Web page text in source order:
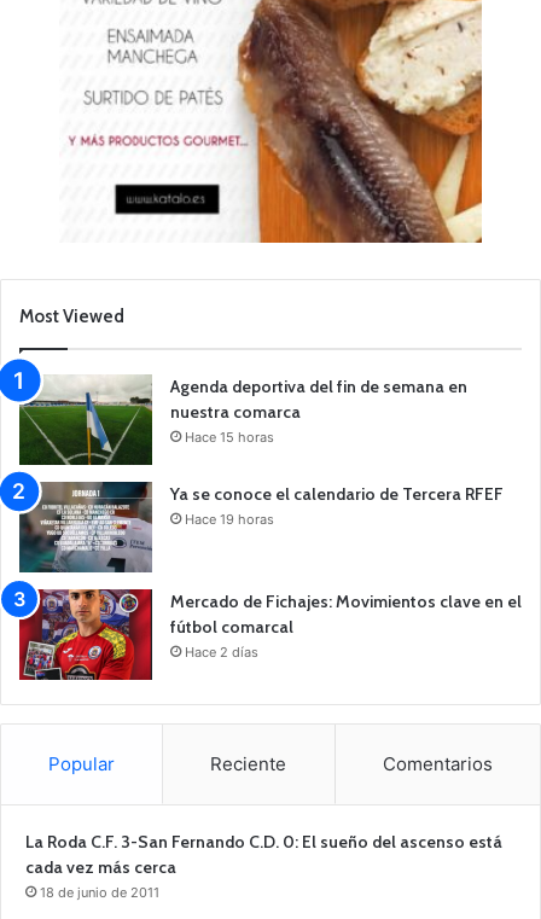
Most Viewed
Agenda deportiva del fin de semana en
nuestra comarca
Hace 15 horas
Ya se conoce el calendario de Tercera RFEF
Hace 19 horas
Mercado de Fichajes: Movimientos clave en el
fútbol comarcal
Hace 2 días
Popular Reciente Comentarios
La Roda C.F. 3-San Fernando C.D. 0: El sueño del ascenso está
cada vez más cerca
18 de junio de 2011